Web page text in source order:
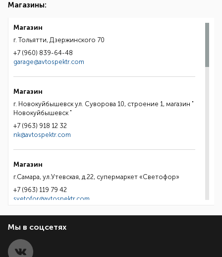
Магазины:
Магазин
г. Тольятти, Дзержинского 70
+7 (960) 839-64-48
garage@avtospektr.com
Магазин
г. Новокуйбышевск ул. Суворова 10, строение 1, магазин "
Новокуйбышевск "
+7 (963) 918 12 32
nk@avtospektr.com
Магазин
г.Самара, ул.Утевская, д.22, супермаркет «Светофор»
+7 (963) 119 79 42
svetofor@avtospektr.com
Магазин
г.Самара, Заводское ш., д.9, ТЦ "Аверс"
+7 (906) 128 27 72
Мы в соцсетях